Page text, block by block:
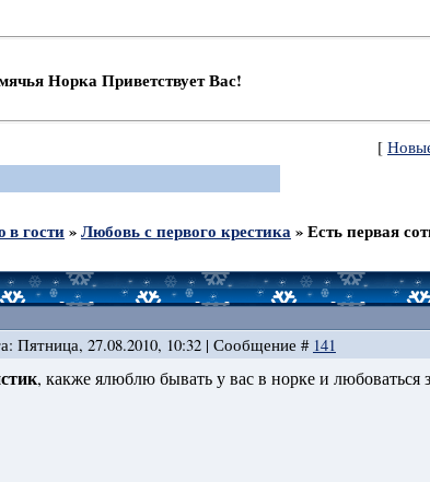
Приветствует Вас!
[
гости»Любовь с первого крестика»Есть первая
Пятница, 27.08.2010, 10:32 | Сообщение # 141
, какже ялюблю бывать у вас в норке и любоваться